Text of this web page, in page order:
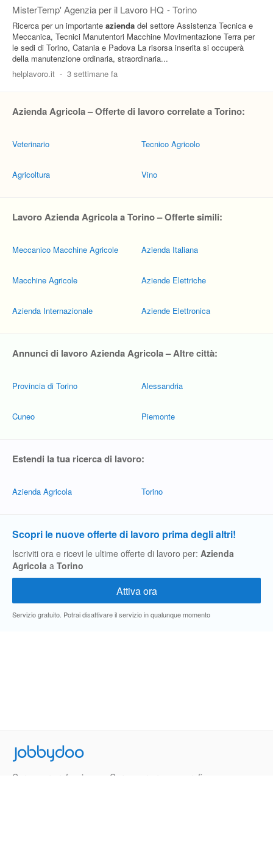
MisterTemp' Agenzia per il Lavoro HQ - Torino
Ricerca per un importante azienda del settore Assistenza Tecnica e
Meccanica, Tecnici Manutentori Macchine Movimentazione Terra per
le sedi di Torino, Catania e Padova La risorsa inserita si occuperà
della manutenzione ordinaria, straordinaria...
helplavoro.it - 3 settimane fa
Azienda Agricola – Offerte di lavoro correlate a Torino:
Veterinario
Agricoltura
Tecnico Agricolo
Vino
Lavoro Azienda Agricola a Torino – Offerte simili:
Meccanico Macchine Agricole
Macchine Agricole
Azienda Internazionale
Azienda Italiana
Aziende Elettriche
Aziende Elettronica
Annunci di lavoro Azienda Agricola – Altre città:
Provincia di Torino
Cuneo
Alessandria
Piemonte
Estendi la tua ricerca di lavoro:
Azienda Agricola Torino
Scopri le nuove offerte di lavoro prima degli altri!
Iscriviti ora e ricevi le ultime offerte di lavoro per: Azienda
Agricola a Torino
Servizio gratuito. Potrai disattivare il servizio in qualunque momento
Jobbydoo
Cerca per professione
Cerca per area geografica